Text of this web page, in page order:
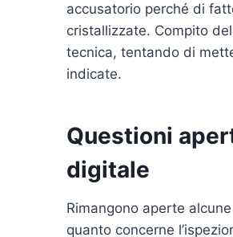
accusatorio perché di
cristallizzate. Compito
tecnica, tentando di
indicate.
Questioni
digitale
Rimangono aperte
quanto concerne